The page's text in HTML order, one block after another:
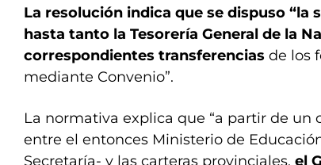
La resolución indica que se dispuso “la
hasta tanto la Tesorería General de la
correspondientes transferencias de los
mediante Convenio”.
La normativa explica que “a partir de un
entre el entonces Ministerio de
Secretaría- y las carteras provinciales, el